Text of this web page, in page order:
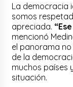
La democracia
somos
apreciada.
mencionó
el panorama
de la
muchos países
situación.